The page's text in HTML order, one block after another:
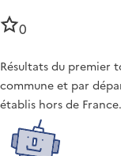
0
Résultats du premier
commune et par
établis hors de France.